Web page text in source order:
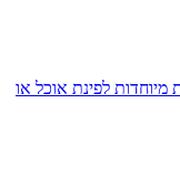
מיוחדות לפינת אוכל או